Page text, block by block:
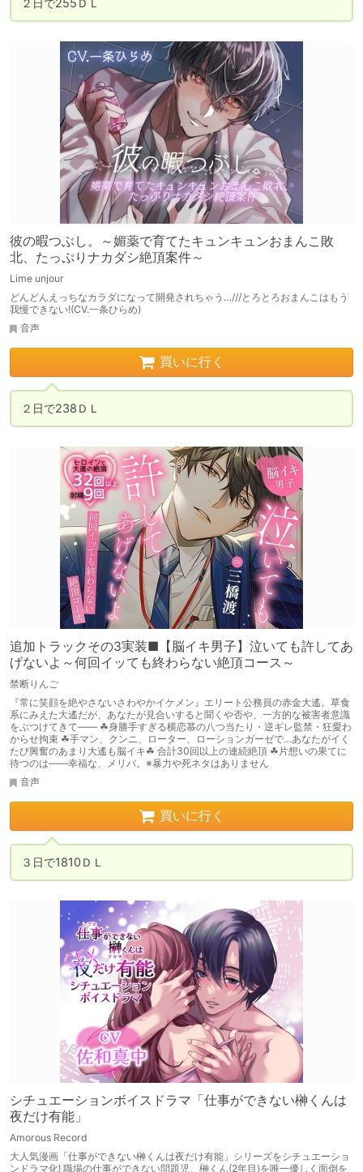
彼の暇つぶし。～媚薬で育てたキュンキュンおまんこ敗
北、たっぷりナカダシ絶頂案件～
Lime unjour
どんどんえっちなカラダになって開発されちゃう…///とろとろおまんこはもう
我慢できない!(CV.一条ひらめ)
音声
買いに行く
２日で238ＤＬ
追加トラックその3実装■【脳イキ男子】泣いても許してあ
げないよ～何回イッても終わらない絶頂コース～
禁断りんご
『常に笑顔を絶やさないさわやかイケメン』エリート公務員の赤金大遙。草食
系にみえた大遙だが、あなたが見合いすると聞くや否や、一方的な被害者意識
をぶつけてきて―― ☘身勝手すぎる横恋慕の八つ当たり・逆ギレ監禁・狂愛わ
からせ拘束 ☘手マン、クンニ、ローター、ローションガーゼで…あなたがイく
たび興奮のあまり大遙も脳イキ☘ 合計30回以上の連続絶頂 ☘片想いの果てに
待つのは――幸福な、メリバ。※暴力や死ネタはありません
音声
買いに行く
３日で1810ＤＬ
シチュエーションボイスドラマ「仕事ができない榊くんは
夜だけ有能」
Amorous Record
大人気漫画「仕事ができない榊くんは夜だけ有能」シリーズをシチュエーショ
ンドラマ化! 職場の仕事ができない問題児、榊くん(2年目)を唯一優しく面倒を